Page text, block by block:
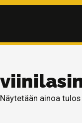
Näytetään ainoa tulos